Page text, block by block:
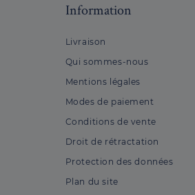
Information
Livraison
Qui sommes-nous
Mentions légales
Modes de paiement
Conditions de vente
Droit de rétractation
Protection des données
Plan du site